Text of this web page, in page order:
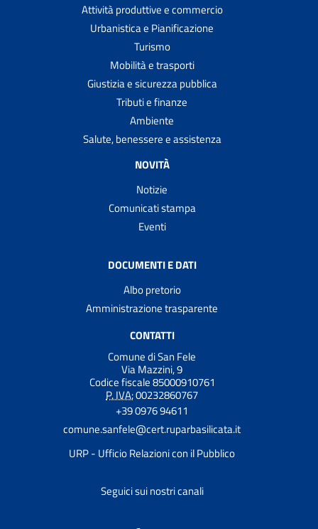
Attività produttive e commercio
Urbanistica e Pianificazione
Turismo
Mobilità e trasporti
Giustizia e sicurezza pubblica
Tributi e finanze
Ambiente
Salute, benessere e assistenza
NOVITÀ
Notizie
Comunicati stampa
Eventi
DOCUMENTI E DATI
Albo pretorio
Amministrazione trasparente
CONTATTI
Comune di San Fele
Via Mazzini, 9
Codice fiscale 85000910761
P. IVA:00232860767
+39 0976 94611
comune.sanfele@cert.ruparbasilicata.it
URP - Ufficio Relazioni con il Pubblico
Seguici sui nostri canali